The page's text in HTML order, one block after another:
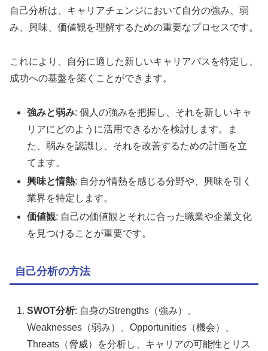
自己分析は、キャリアチェンジにおいて自分の強み、弱
み、興味、価値観を理解するための重要なプロセスです。
これにより、自分に適した新しいキャリアパスを特定し、
成功への基盤を築くことができます。
強みと弱み: 個人の強みを把握し、それを新しいキャ
リアにどのように活用できるかを検討します。ま
た、弱みを認識し、それを改善するための計画を立
てます。
興味と情熱: 自分が情熱を感じる分野や、興味を引く
業界を特定します。
価値観: 自己の価値観とそれに合った職業や企業文化
を見つけることが重要です。
自己分析の方法
SWOT分析: 自身のStrengths（強み）、
Weaknesses（弱み）、Opportunities（機会）、
Threats（脅威）を分析し、キャリアの可能性とリス